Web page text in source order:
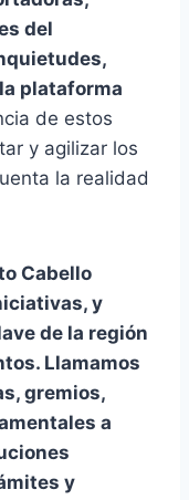
del
plataforma
de estos
y agilizar los
la realidad
Cabello
y
de la región
Llamamos
gremios,
a
y